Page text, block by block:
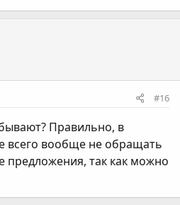
#16
Правильно, в
всего вообще не обращать
так как можно